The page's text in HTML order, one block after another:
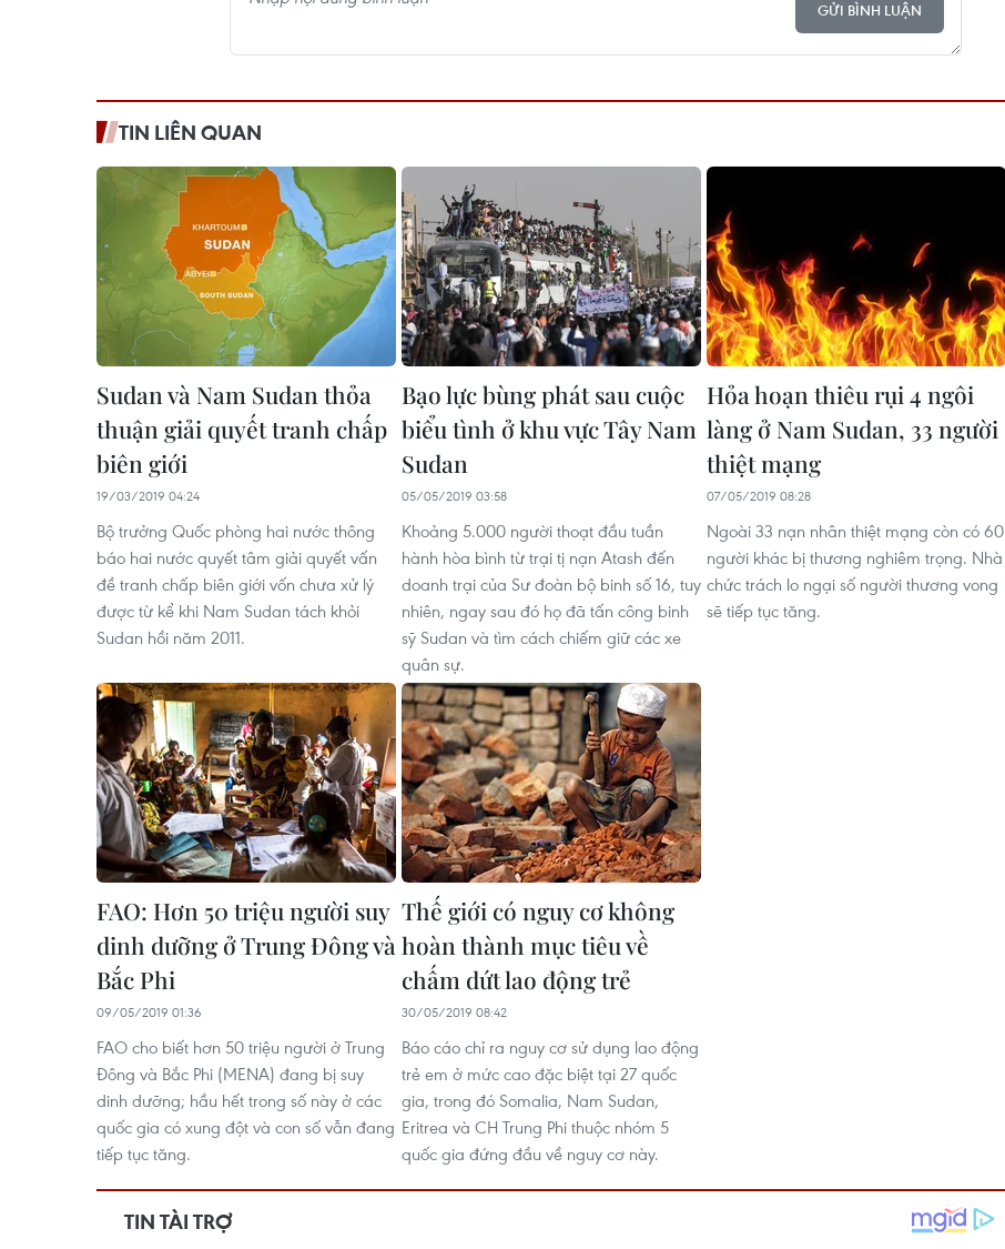
GỬI BÌNH LUẬN
TIN LIÊN QUAN
Sudan và Nam Sudan thỏa
thuận giải quyết tranh chấp
biên giới
19/03/2019 04:24
Bộ trưởng Quốc phòng hai nước thông
báo hai nước quyết tâm giải quyết vấn
đề tranh chấp biên giới vốn chưa xử lý
được từ kể khi Nam Sudan tách khỏi
Sudan hồi năm 2011.
Bạo lực bùng phát sau cuộc
biểu tình ở khu vực Tây Nam
Sudan
05/05/2019 03:58
Khoảng 5.000 người thoạt đầu tuần
hành hòa bình từ trại tị nạn Atash đến
doanh trại của Sư đoàn bộ binh số 16, tuy
nhiên, ngay sau đó họ đã tấn công binh
sỹ Sudan và tìm cách chiếm giữ các xe
quân sự.
Hỏa hoạn thiêu rụi 4 ngôi
làng ở Nam Sudan, 33 người
thiệt mạng
07/05/2019 08:28
Ngoài 33 nạn nhân thiệt mạng còn có 60
người khác bị thương nghiêm trọng. Nhà
chức trách lo ngại số người thương vong
sẽ tiếp tục tăng.
FAO: Hơn 50 triệu người suy
dinh dưỡng ở Trung Đông và
Bắc Phi
09/05/2019 01:36
FAO cho biết hơn 50 triệu người ở Trung
Đông và Bắc Phi (MENA) đang bị suy
dinh dưỡng; hầu hết trong số này ở các
quốc gia có xung đột và con số vẫn đang
tiếp tục tăng.
Thế giới có nguy cơ không
hoàn thành mục tiêu về
chấm dứt lao động trẻ
30/05/2019 08:42
Báo cáo chỉ ra nguy cơ sử dụng lao động
trẻ em ở mức cao đặc biệt tại 27 quốc
gia, trong đó Somalia, Nam Sudan,
Eritrea và CH Trung Phi thuộc nhóm 5
quốc gia đứng đầu về nguy cơ này.